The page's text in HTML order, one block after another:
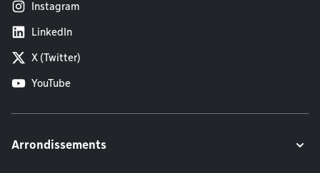
Instagram
LinkedIn
X (Twitter)
YouTube
Arrondissements